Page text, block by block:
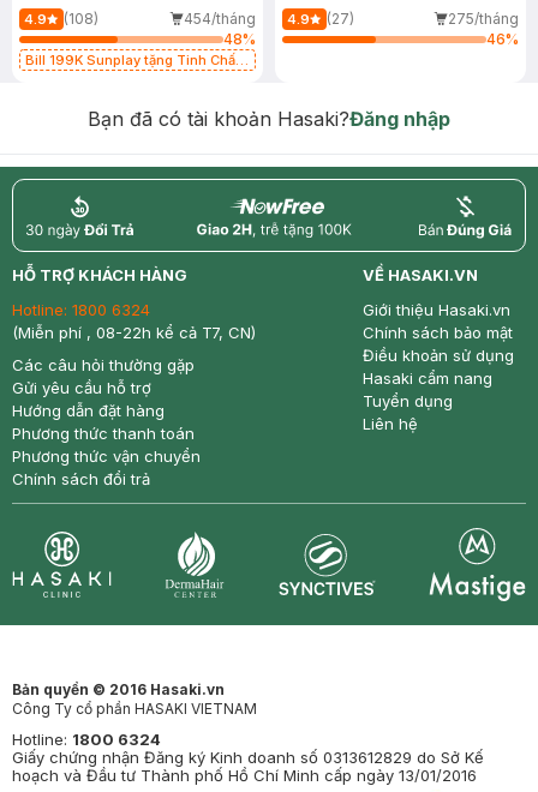
4.9 (108)
454/tháng
48%
Bill 199K Sunplay tặng Tinh Chất
4.9 (27)
275/tháng
46%
Bạn đã có tài khoản Hasaki?Đăng nhập
return nowfree price
HỖ TRỢ KHÁCH HÀNG
Hotline: 1800 6324
(Miễn phí , 08-22h kể cả T7, CN)
Các câu hỏi thường gặp
Gửi yêu cầu hỗ trợ
Hướng dẫn đặt hàng
Phương thức thanh toán
Phương thức vận chuyển
Chính sách đổi trả
VỀ HASAKI.VN
Giới thiệu Hasaki.vn
Chính sách bảo mật
Điều khoản sử dụng
Hasaki cẩm nang
Tuyển dụng
Liên hệ
Bản quyền © 2016 Hasaki.vn
Công Ty cổ phần HASAKI VIETNAM
Hotline: 1800 6324
Giấy chứng nhận Đăng ký Kinh doanh số 0313612829 do Sở Kế
hoạch và Đầu tư Thành phố Hồ Chí Minh cấp ngày 13/01/2016